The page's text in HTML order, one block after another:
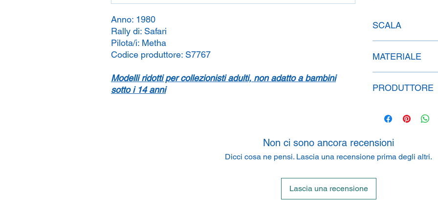
Anno: 1980
Rally di: Safari
Pilota/i: Metha
Codice produttore: S7767
Modelli ridotti per collezionisti adulti, non adatto a bambini
sotto i 14 anni
SCALA
MATERIALE
PRODUTTORE
Am Haeckselplatz
Non ci sono ancora recensioni
Dicci cosa ne pensi. Lascia una recensione prima degli altri.
Lascia una recensione